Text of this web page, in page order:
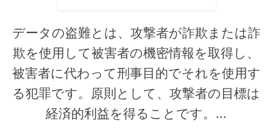
データの盗難とは、攻撃者が詐欺または詐
欺を使用して被害者の機密情報を取得し、
被害者に代わって刑事目的でそれを使用す
る犯罪です。原則として、攻撃者の目標は
経済的利益を得ることです。...